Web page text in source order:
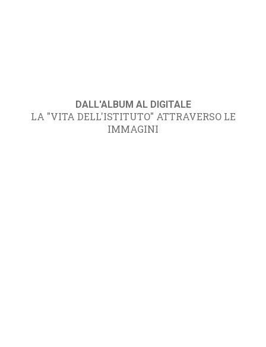
DALL'ALBUM AL DIGITALE
LA "VITA DELL'ISTITUTO" ATTRAVERSO LE
IMMAGINI